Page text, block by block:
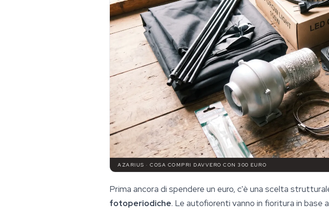
AZARIUS · COSA COMPRI DAVVERO CON 300 EURO
Prima ancora di spendere un euro, c'è una scelta
fotoperiodiche. Le autofiorenti vanno in fioritura in base